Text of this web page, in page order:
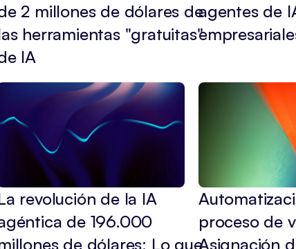
2 millones de dólares de
herramientas "gratuitas"
IA
agentes de
revolución de la IA
de 196.000
de dólares: Lo que
proceso de
Asignación